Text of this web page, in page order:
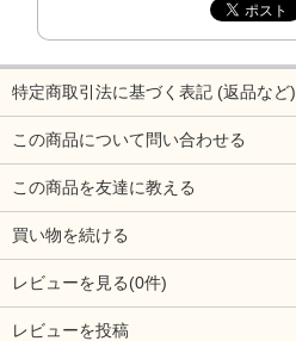
特定商取引法に基づく表記 (返品など)
この商品について問い合わせる
この商品を友達に教える
買い物を続ける
レビューを見る(0件)
レビューを投稿